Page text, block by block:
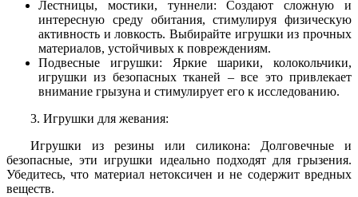
Лестницы, мостики, туннели: Создают сложную и
интересную среду обитания, стимулируя физическую
активность и ловкость. Выбирайте игрушки из прочных
материалов, устойчивых к повреждениям.
Подвесные игрушки: Яркие шарики, колокольчики,
игрушки из безопасных тканей – все это привлекает
внимание грызуна и стимулирует его к исследованию.
3. Игрушки для жевания:
Игрушки из резины или силикона: Долговечные и
безопасные, эти игрушки идеально подходят для грызения.
Убедитесь, что материал нетоксичен и не содержит вредных
веществ.